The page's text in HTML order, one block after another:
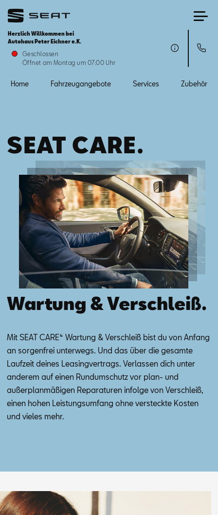
Herzlich Willkommen bei
Autohaus Peter Eichner e.K.
Geschlossen
Öffnet am Montag um 07:00 Uhr
Home
Fahrzeugangebote
Zubehör
SEAT FOR BUSINESS
Über uns
Aktionen
Home Fahrzeugangebote Services Zubehör
SEAT CARE.
Wartung & Verschleiß.
Mit SEAT CA­RE⁴ War­tung & Ver­schleiß bist du von An­fang
an sor­gen­frei un­ter­wegs. Und das über die ge­sam­te
Lauf­zeit dei­nes Lea­sing­ver­trags. Ver­las­sen dich un­ter
an­de­rem auf ei­nen Rund­um­schutz vor plan- und
au­ßer­plan­mä­ßi­gen Re­pa­ra­tu­ren in­fol­ge von Ver­schleiß,
ei­nen ho­hen Leis­tungs­um­fang ohne ver­steck­te Kos­ten
und vie­les mehr.